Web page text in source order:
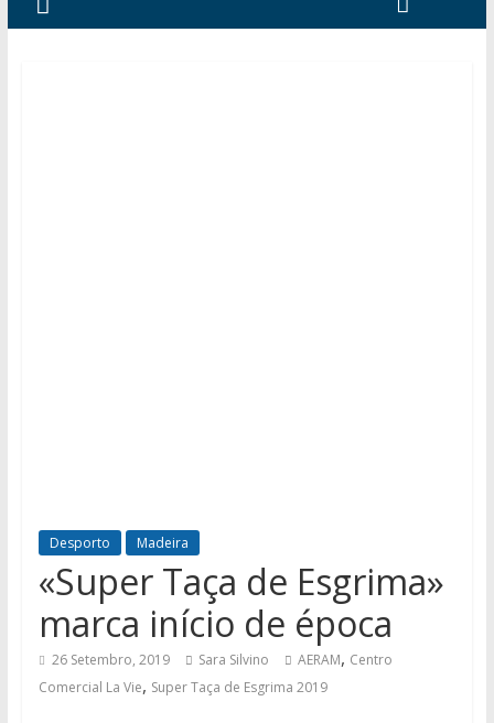
Desporto Madeira
«Super Taça de Esgrima»
marca início de época
26 Setembro, 2019 Sara Silvino AERAM, Centro
Comercial La Vie, Super Taça de Esgrima 2019